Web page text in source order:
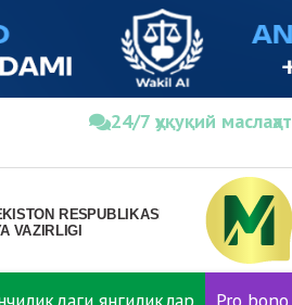
24/7 ҳуқуқий маслаҳат